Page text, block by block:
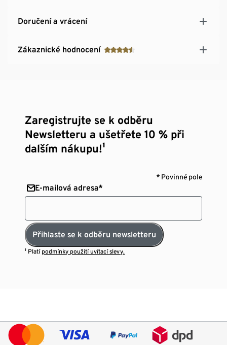
Doručení a vrácení
Zákaznické hodnocení
Zaregistrujte se k odběru
Newsletteru a ušetřete 10 % při
dalším nákupu!¹
* Povinné pole
E-mailová adresa*
Přihlaste se k odběru newsletteru
¹ Platí podmínky použití uvítací slevy.